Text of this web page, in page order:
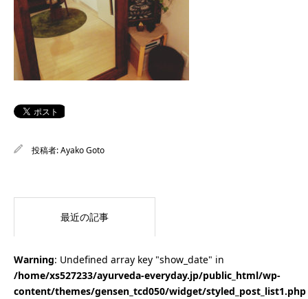
投稿者:Ayako Goto
最近の記事
Warning: Undefined array key "show_date" in
/home/xs527233/ayurveda-everyday.jp/public_html/wp-
content/themes/gensen_tcd050/widget/styled_post_list1.php